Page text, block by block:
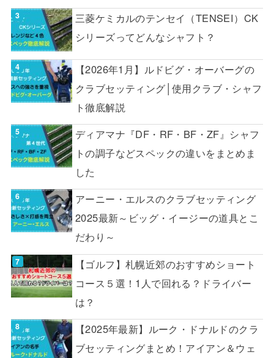
三菱ケミカルのテンセイ（TENSEI）CK
シリーズってどんなシャフト？
【2026年1月】ルドビグ・オーバーグの
クラブセッティング│使用クラブ・シャフ
ト徹底解説
ディアマナ『DF・RF・BF・ZF』シャフ
トの調子などスペックの違いをまとめま
した
アーニー・エルスのクラブセッティング
2025最新～ビッグ・イージーの道具とこ
だわり～
【ゴルフ】札幌近郊のおすすめショート
コース５選！1人で回れる？ドライバー
は？
【2025年最新】ルーク・ドナルドのクラ
ブセッティングまとめ！アイアン＆ウェ